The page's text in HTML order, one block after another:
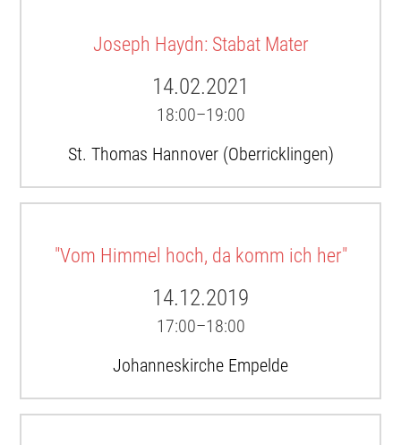
Joseph Haydn: Stabat Mater
14.02.2021
18:00–19:00
St. Thomas Hannover (Oberricklingen)
"Vom Himmel hoch, da komm ich her"
14.12.2019
17:00–18:00
Johanneskirche Empelde